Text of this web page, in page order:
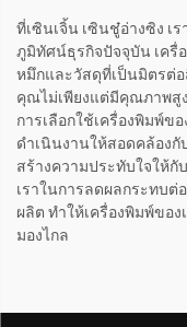
ที่เซินเจิ้น เซินชู๋อ่างซิง เ
ภูมิทัศน์ธุรกิจปัจจุบัน เครื่
หมึกและวัสดุที่เป็นมิตรต่
คุณไม่เพียงแต่มีคุณภาพสู
การเลือกใช้เครื่องพิมพ์ข
ดำเนินงานให้สอดคล้อง
สร้างความประทับใจให้
เราในการลดผลกระทบต่
ผลิต ทำให้เครื่องพิมพ์ขอ
มองไกล